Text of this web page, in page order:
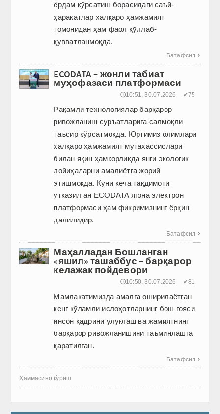
ёрдам кўрсатиш борасидаги саъй-
ҳаракатлар халқаро ҳамжамият
томонидан ҳам фаол қўллаб-
қувватланмоқда.
Батафсил 
ECODATA – жонли табиат
муҳофазаси платформаси
🕔10:51, 30.07.2026 ✔75
Рақамли технологиялар барқарор
ривожланиш суръатларига салмоқли
таъсир кўрсатмоқда. Юртимиз олимлари
халқаро ҳамжамият мутахассислари
билан яқин ҳамкорликда янги экологик
лойиҳаларни амалиётга жорий
этишмоқда. Куни кеча тақдимоти
ўтказилган ECODATA ягона электрон
платформаси ҳам фикримизнинг ёрқин
далилидир.
Батафсил 
Маҳалладан Бошланган
«яшил» ташаббус – барқарор
келажак пойдевори
🕔10:50, 30.07.2026 ✔81
Мамлакатимизда амалга оширилаётган
кенг кўламли ислоҳотларнинг бош ғояси
инсон қадрини улуғлаш ва жамиятнинг
барқарор ривожланишини таъминлашга
қаратилган.
Батафсил 
Ҳаммасино кўриш